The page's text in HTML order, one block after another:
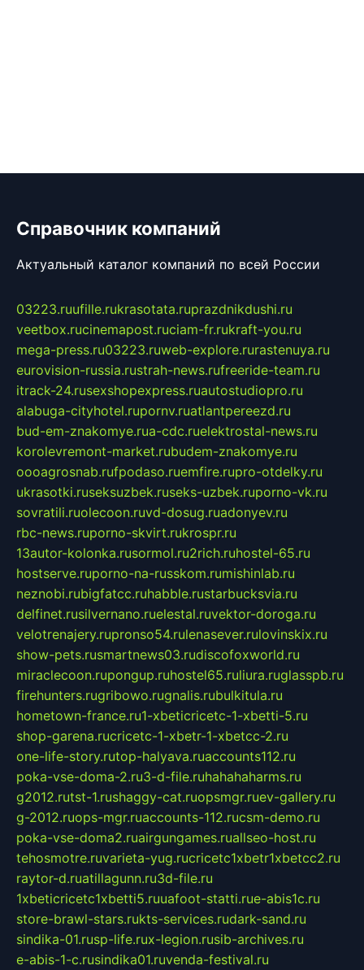
Справочник компаний
Актуальный каталог компаний по всей России
03223.ruufille.rukrasotata.ruprazdnikdushi.ru
veetbox.rucinemapost.ruciam-fr.rukraft-you.ru
mega-press.ru03223.ruweb-explore.rurastenuya.ru
eurovision-russia.rustrah-news.rufreeride-team.ru
itrack-24.rusexshopexpress.ruautostudiopro.ru
alabuga-cityhotel.rupornv.ruatlantpereezd.ru
bud-em-znakomye.rua-cdc.ruelektrostal-news.ru
korolevremont-market.rubudem-znakomye.ru
oooagrosnab.rufpodaso.ruemfire.rupro-otdelky.ru
ukrasotki.ruseksuzbek.ruseks-uzbek.ruporno-vk.ru
sovratili.ruolecoon.ruvd-dosug.ruadonyev.ru
rbc-news.ruporno-skvirt.rukrospr.ru
13autor-kolonka.rusormol.ru2rich.ruhostel-65.ru
hostserve.ruporno-na-russkom.rumishinlab.ru
neznobi.rubigfatcc.ruhabble.rustarbucksvia.ru
delfinet.rusilvernano.ruelestal.ruvektor-doroga.ru
velotrenajery.rupronso54.rulenasever.rulovinskix.ru
show-pets.rusmartnews03.rudiscofoxworld.ru
miraclecoon.rupongup.ruhostel65.ruliura.ruglasspb.ru
firehunters.rugribowo.rugnalis.rubulkitula.ru
hometown-france.ru1-xbeticricetc-1-xbetti-5.ru
shop-garena.rucricetc-1-xbetr-1-xbetcc-2.ru
one-life-story.rutop-halyava.ruaccounts112.ru
poka-vse-doma-2.ru3-d-file.ruhahahaharms.ru
g2012.rutst-1.rushaggy-cat.ruopsmgr.ruev-gallery.ru
g-2012.ruops-mgr.ruaccounts-112.rucsm-demo.ru
poka-vse-doma2.ruairgungames.ruallseo-host.ru
tehosmotre.ruvarieta-yug.rucricetc1xbetr1xbetcc2.ru
raytor-d.ruatillagunn.ru3d-file.ru
1xbeticricetc1xbetti5.ruuafoot-statti.rue-abis1c.ru
store-brawl-stars.rukts-services.rudark-sand.ru
sindika-01.rusp-life.rux-legion.rusib-archives.ru
e-abis-1-c.rusindika01.ruvenda-festival.ru